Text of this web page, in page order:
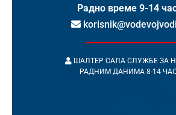
Радно време 9-14
ШАЛТЕР САЛА СЛУЖБЕ ЗА
РАДНИМ ДАНИМА 8-14